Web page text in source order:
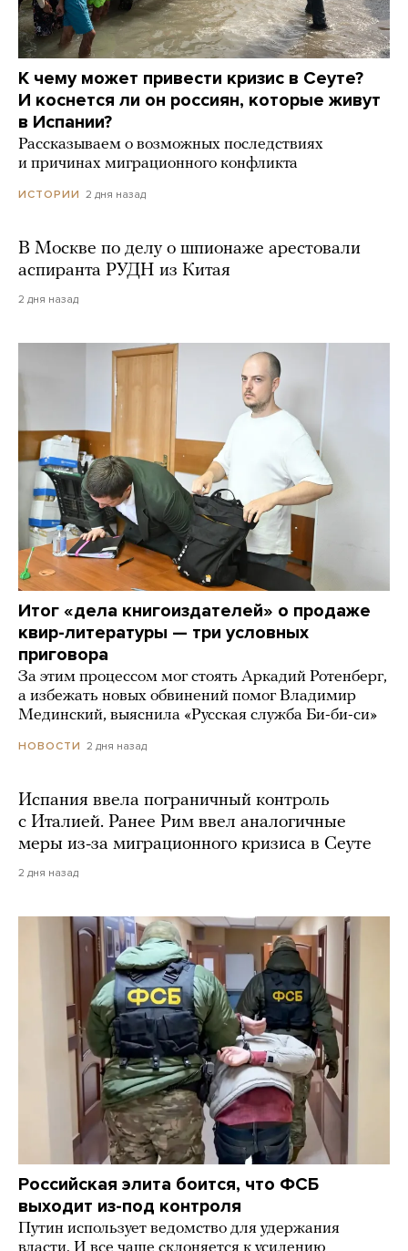
К чему может привести кризис в Сеуте?
И коснется ли он россиян, которые живут
в Испании?
Рассказываем о возможных последствиях
и причинах миграционного конфликта
ИСТОРИИ 2 дня назад
В Москве по делу о шпионаже арестовали
аспиранта РУДН из Китая
2 дня назад
Итог «дела книгоиздателей» о продаже
квир-литературы — три условных
приговора
За этим процессом мог стоять Аркадий Ротенберг,
а избежать новых обвинений помог Владимир
Мединский, выяснила «Русская служба Би-би-си»
НОВОСТИ 2 дня назад
Испания ввела пограничный контроль
с Италией. Ранее Рим ввел аналогичные
меры из-за миграционного кризиса в Сеуте
2 дня назад
Российская элита боится, что ФСБ
выходит из-под контроля
Путин использует ведомство для удержания